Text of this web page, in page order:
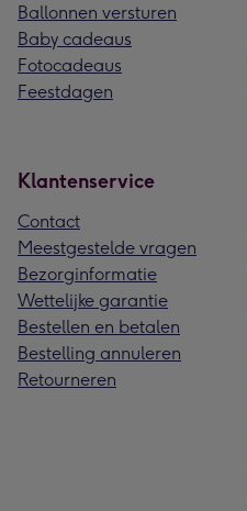
Ballonnen versturen
Baby cadeaus
Fotocadeaus
Feestdagen
Klantenservice
Contact
Meestgestelde vragen
Bezorginformatie
Wettelijke garantie
Bestellen en betalen
Bestelling annuleren
Retourneren